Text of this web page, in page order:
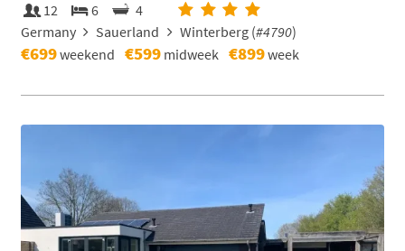
12 6
4
Germany
Sauerland Winterberg (#4790)
€699weekend €599 midweek €899week